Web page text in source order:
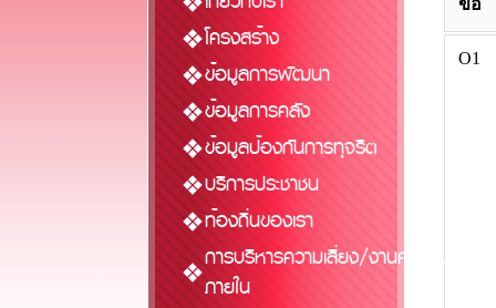
โครงสร้าง
ข้อมูลการพัฒนา
ข้อมูลการคลัง
ข้อมูลป้องกันการทุจริต
บริการประชาชน
ท้องถิ่นของเรา
การบริหารความเสี่ยง/งานควบคุม
ภายใน
ข้อ
O1